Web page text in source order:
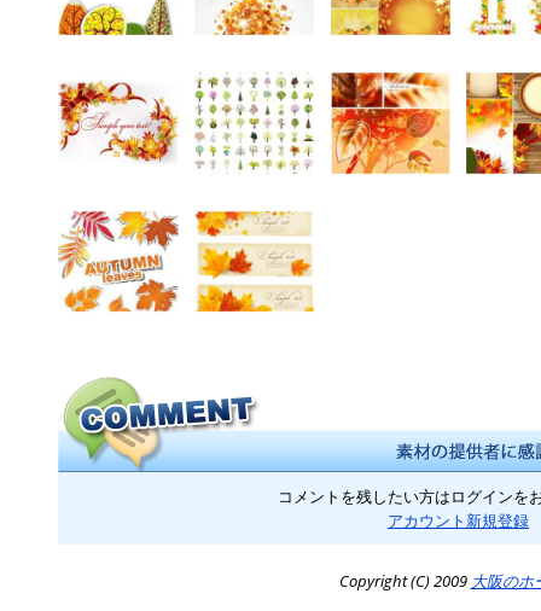
コメントを残したい方はログインを
アカウント新規登録
Copyright (C) 2009 大阪のホ